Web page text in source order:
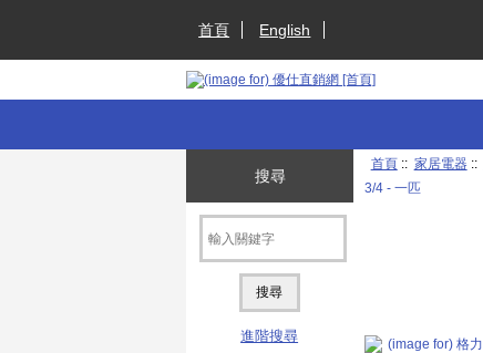
首頁 English
搜尋
進階搜尋
首頁:: 家居電器::
3/4 - 一匹